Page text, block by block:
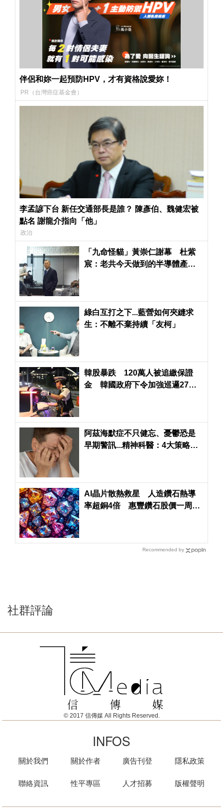
伴侶和妳一起預防HPV，才有資格說愛妳！
PR（台灣癌症基金會）
李孟諺下台 新任交通部長是誰？ 陳彥伯、魏健宏被
點名 謝龍介指向「他」
政治
「九命怪貓」黃崇仁謝幕 杜紫
宸：老共今天做到的半導體產
綠白互打之下...藍營如何夾縫求
生：不離不棄持續「友柯」
韓股暴跌 120萬人被追繳保證
金 韓國政府下令加強巡邏27座
阿茲海默症不只健忘、憂鬱恐是
早期警訊...精神科醫：4大策略降
AI晶片散熱救星 人造鑽石熱導
率超銅4倍 惠豐鑽石股價一周飆
Recommended by
社群評論
© 2017 信傳媒 All Rights Reserved.
INFOS
關於我們
聯絡資訊
關於作者
性平專區
廣告刊登
人才招募
隱私政策
版權聲明